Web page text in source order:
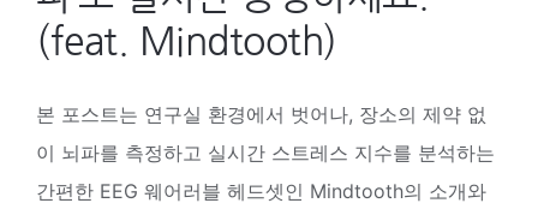
(feat. Mindtooth)
본 포스트는 연구실 환경에서 벗어나, 장소의 제약 없
이 뇌파를 측정하고 실시간 스트레스 지수를 분석하는
간편한 EEG 웨어러블 헤드셋인 Mindtooth의 소개와